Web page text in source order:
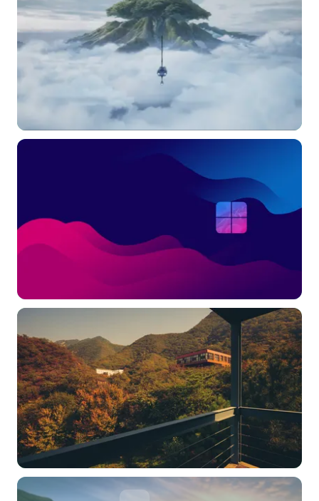
4K壁纸 Bizhi Gallery 拾光壁纸 HDQwalls 4K Hd 通用